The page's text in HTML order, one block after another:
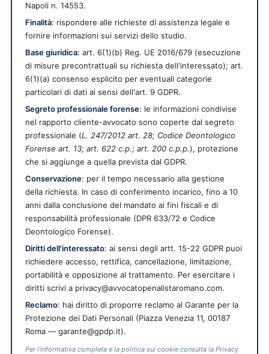
Napoli n. 14553.
Finalità: rispondere alle richieste di assistenza legale e
fornire informazioni sui servizi dello studio.
Base giuridica: art. 6(1)(b) Reg. UE 2016/679 (esecuzione
di misure precontrattuali su richiesta dell'interessato); art.
6(1)(a) consenso esplicito per eventuali categorie
particolari di dati ai sensi dell'art. 9 GDPR.
Segreto professionale forense: le informazioni condivise
nel rapporto cliente-avvocato sono coperte dal segreto
professionale (L. 247/2012 art. 28; Codice Deontologico
Forense art. 13; art. 622 c.p.; art. 200 c.p.p.), protezione
che si aggiunge a quella prevista dal GDPR.
Conservazione: per il tempo necessario alla gestione
della richiesta. In caso di conferimento incarico, fino a 10
anni dalla conclusione del mandato ai fini fiscali e di
responsabilità professionale (DPR 633/72 e Codice
Deontologico Forense).
Diritti dell'interessato: ai sensi degli artt. 15-22 GDPR puoi
richiedere accesso, rettifica, cancellazione, limitazione,
portabilità e opposizione al trattamento. Per esercitare i
diritti scrivi a privacy@avvocatopenalistaromano.com.
Reclamo: hai diritto di proporre reclamo al Garante per la
Protezione dei Dati Personali (Piazza Venezia 11, 00187
Roma — garante@gpdp.it).
Per l'informativa completa e la politica sui cookie consulta la Privacy